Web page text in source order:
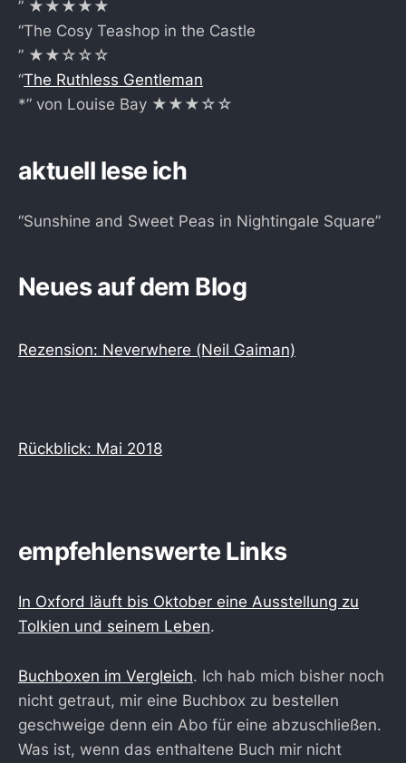
” ★★★★★
“The Cosy Teashop in the Castle
” ★★☆☆☆
“The Ruthless Gentleman
*” von Louise Bay ★★★☆☆
aktuell lese ich
“Sunshine and Sweet Peas in Nightingale Square”
Neues auf dem Blog
Rezension: Neverwhere (Neil Gaiman)
Rückblick: Mai 2018
empfehlenswerte Links
In Oxford läuft bis Oktober eine Ausstellung zu
Tolkien und seinem Leben.
Buchboxen im Vergleich. Ich hab mich bisher noch
nicht getraut, mir eine Buchbox zu bestellen
geschweige denn ein Abo für eine abzuschließen.
Was ist, wenn das enthaltene Buch mir nicht